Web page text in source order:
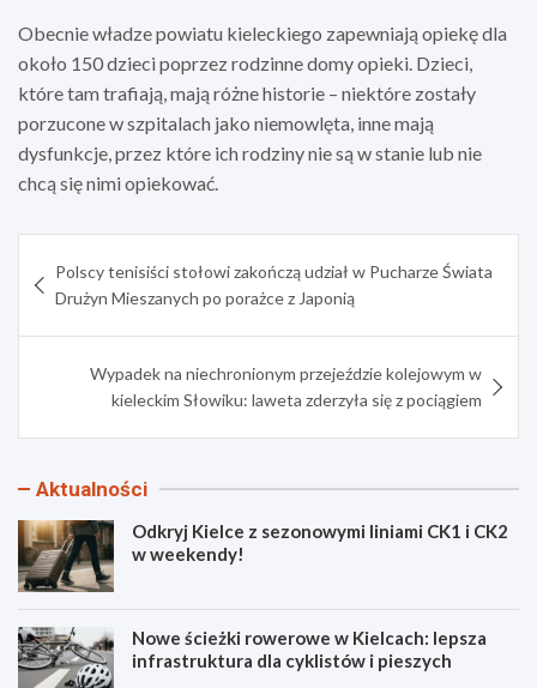
Obecnie władze powiatu kieleckiego zapewniają opiekę dla
około 150 dzieci poprzez rodzinne domy opieki. Dzieci,
które tam trafiają, mają różne historie – niektóre zostały
porzucone w szpitalach jako niemowlęta, inne mają
dysfunkcje, przez które ich rodziny nie są w stanie lub nie
chcą się nimi opiekować.
wpisu
Polscy tenisiści stołowi zakończą udział w Pucharze Świata
Drużyn Mieszanych po porażce z Japonią
Wypadek na niechronionym przejeździe kolejowym w
kieleckim Słowiku: laweta zderzyła się z pociągiem
Aktualności
Odkryj Kielce z sezonowymi liniami CK1 i CK2
w weekendy!
Nowe ścieżki rowerowe w Kielcach: lepsza
infrastruktura dla cyklistów i pieszych